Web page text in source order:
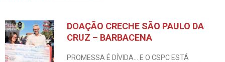
DOAÇÃO CRECHE SÃO PAULO DA
CRUZ – BARBACENA
PROMESSA É DÍVIDA… E O CSPC ESTÁ